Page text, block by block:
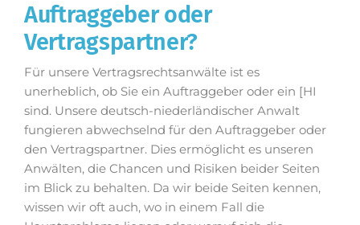
Auftraggeber oder
Vertragspartner?
Für unsere Vertragsrechtsanwälte ist es
unerheblich, ob Sie ein Auftraggeber oder ein [HI
sind. Unsere deutsch-niederländischer Anwalt
fungieren abwechselnd für den Auftraggeber oder
den Vertragspartner. Dies ermöglicht es unseren
Anwälten, die Chancen und Risiken beider Seiten
im Blick zu behalten. Da wir beide Seiten kennen,
wissen wir oft auch, wo in einem Fall die